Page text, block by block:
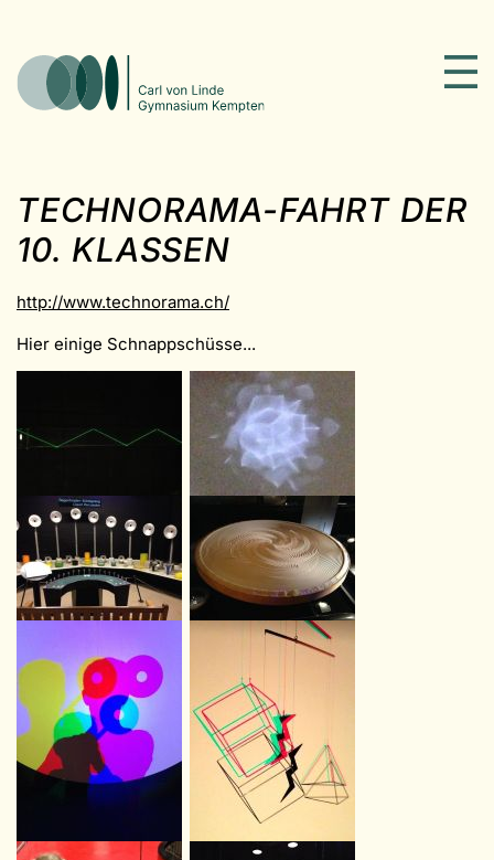
TECHNORAMA-FAHRT DER
10. KLASSEN
http://www.technorama.ch/
Hier einige Schnappschüsse...